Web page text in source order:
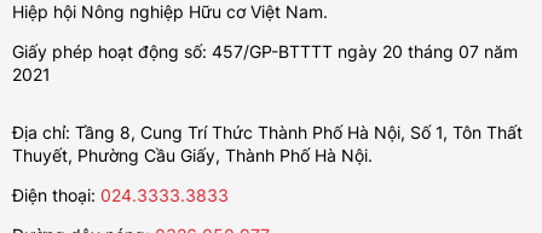
Hiệp hội Nông nghiệp Hữu cơ Việt Nam.
Giấy phép hoạt động số: 457/GP-BTTTT ngày 20 tháng 07 năm
2021
Địa chỉ: Tầng 8, Cung Trí Thức Thành Phố Hà Nội, Số 1, Tôn Thất
Thuyết, Phường Cầu Giấy, Thành Phố Hà Nội.
Điện thoại: 024.3333.3833